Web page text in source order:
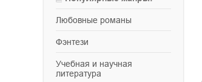
любовные романы
фэнтези
учебная и научная
литература